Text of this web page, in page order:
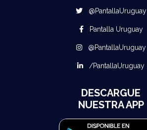
@PantallaUruguay
Pantalla Uruguay
@PantallaUruguay
/PantallaUruguay
DESCARGUE
NUESTRA APP